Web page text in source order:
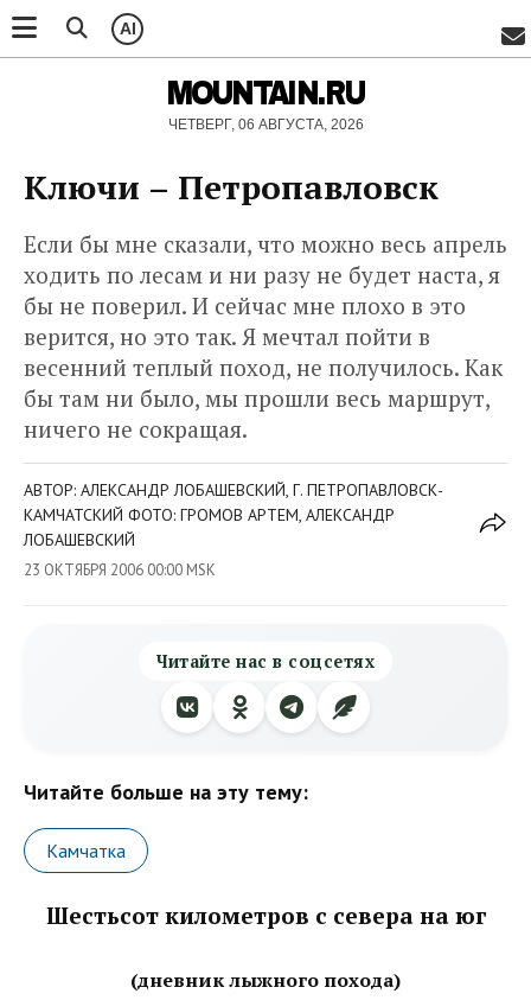
AI
MOUNTAIN.RU
ЧЕТВЕРГ, 06 АВГУСТА, 2026
Ключи – Петропавловск
Если бы мне сказали, что можно весь апрель
ходить по лесам и ни разу не будет наста, я
бы не поверил. И сейчас мне плохо в это
верится, но это так. Я мечтал пойти в
весенний теплый поход, не получилось. Как
бы там ни было, мы прошли весь маршрут,
ничего не сокращая.
АВТОР: АЛЕКСАНДР ЛОБАШЕВСКИЙ, Г. ПЕТРОПАВЛОВСК-
КАМЧАТСКИЙ ФОТО: ГРОМОВ АРТЕМ, АЛЕКСАНДР
ЛОБАШЕВСКИЙ
23 ОКТЯБРЯ 2006 00:00 MSK
Читайте нас в соцсетях
Читайте больше на эту тему:
Камчатка
Шестьсот километров с севера на юг
(дневник лыжного похода)